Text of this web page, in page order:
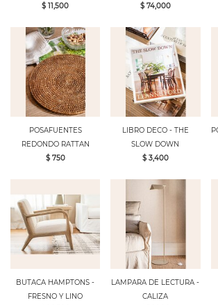
$ 11,500
$ 74,000
POSAFUENTES
REDONDO RATTAN
$ 750
LIBRO DECO - THE
SLOW DOWN
$ 3,400
BUTACA HAMPTONS -
FRESNO Y LINO
LAMPARA DE LECTURA -
CALIZA